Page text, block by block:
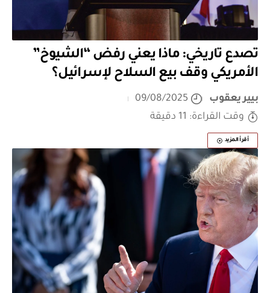
تصدع تاريخي: ماذا يعني رفض “الشيوخ”
الأمريكي وقف بيع السلاح لإسرائيل؟
بيير يعقوب
09/08/2025
وقت القراءة: 11 دقيقة
أقرأ المزيد